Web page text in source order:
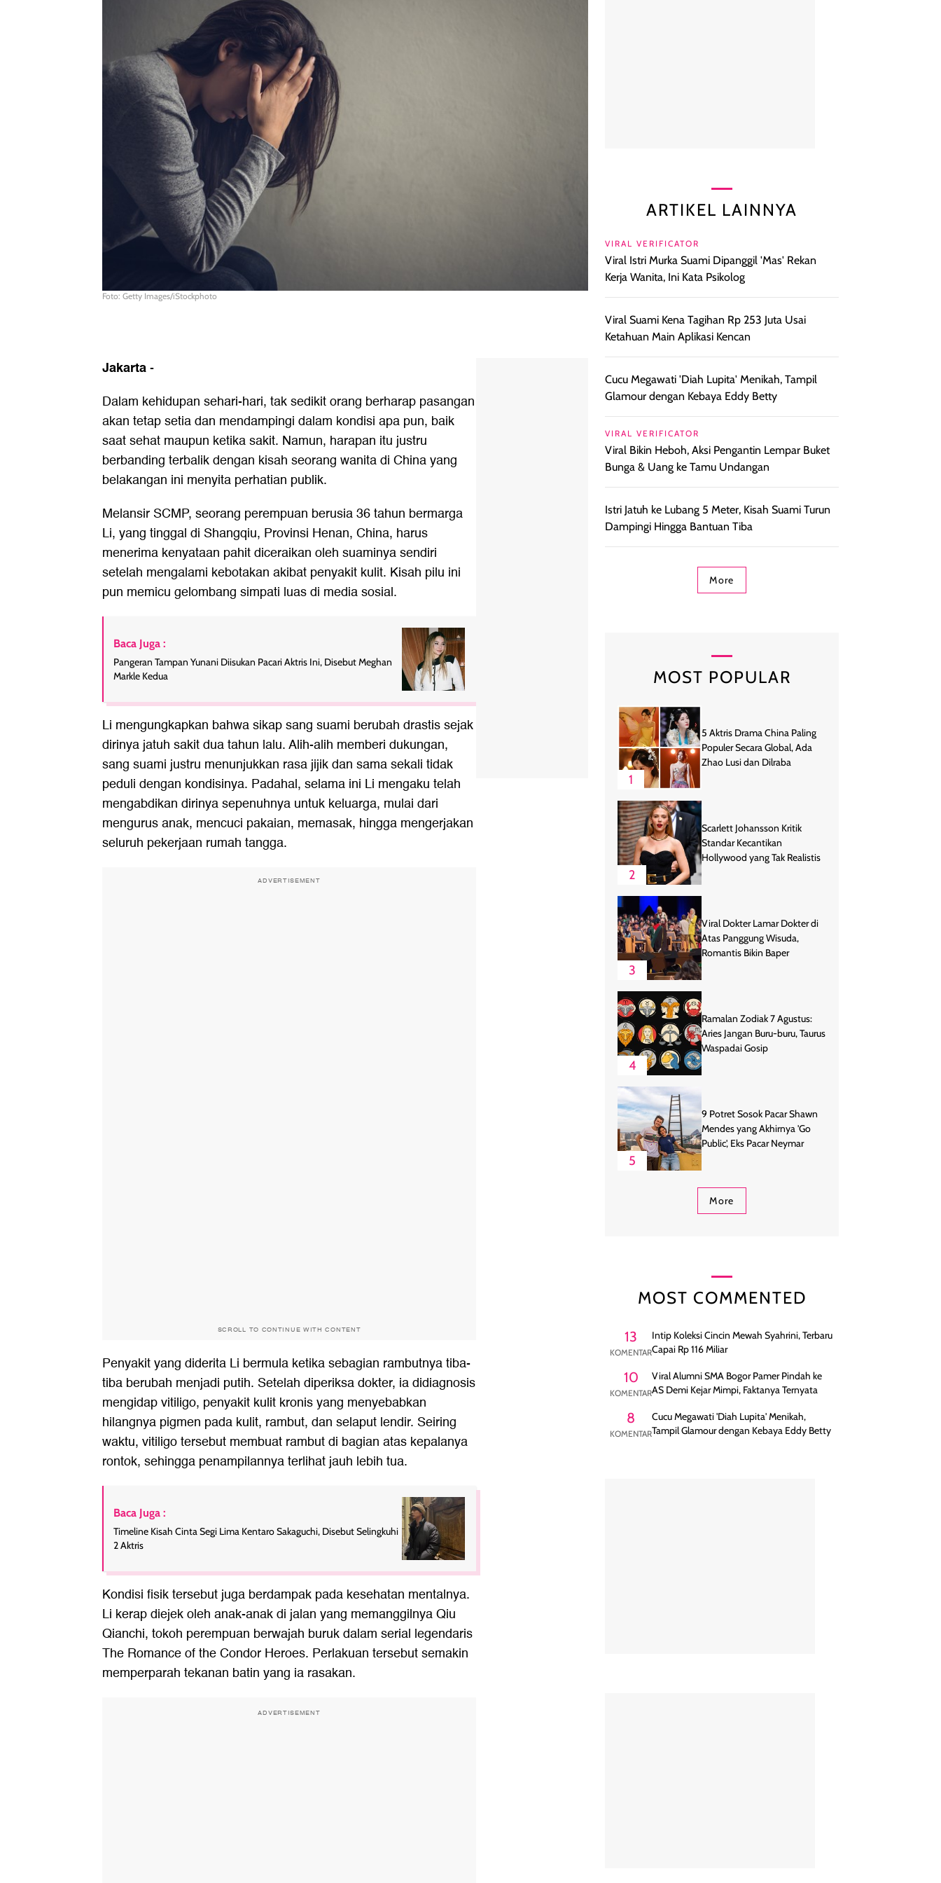
Foto: Getty Images/iStockphoto
Jakarta-
Dalam kehidupan sehari-hari, tak sedikit orang berharap pasangan
akan tetap setia dan mendampingi dalam kondisi apa pun, baik
saat sehat maupun ketika sakit. Namun, harapan itu justru
berbanding terbalik dengan kisah seorang wanita di China yang
belakangan ini menyita perhatian publik.
Melansir SCMP, seorang perempuan berusia 36 tahun bermarga
Li, yang tinggal di Shangqiu, Provinsi Henan, China, harus
menerima kenyataan pahit diceraikan oleh suaminya sendiri
setelah mengalami kebotakan akibat penyakit kulit. Kisah pilu ini
pun memicu gelombang simpati luas di media sosial.
Baca Juga :
Pangeran Tampan Yunani Diisukan Pacari Aktris Ini, Disebut Meghan
Markle Kedua
Li mengungkapkan bahwa sikap sang suami berubah drastis sejak
dirinya jatuh sakit dua tahun lalu. Alih-alih memberi dukungan,
sang suami justru menunjukkan rasa jijik dan sama sekali tidak
peduli dengan kondisinya. Padahal, selama ini Li mengaku telah
mengabdikan dirinya sepenuhnya untuk keluarga, mulai dari
mengurus anak, mencuci pakaian, memasak, hingga mengerjakan
seluruh pekerjaan rumah tangga.
ADVERTISEMENT
SCROLL TO CONTINUE WITH CONTENT
Penyakit yang diderita Li bermula ketika sebagian rambutnya tiba-
tiba berubah menjadi putih. Setelah diperiksa dokter, ia didiagnosis
mengidap vitiligo, penyakit kulit kronis yang menyebabkan
hilangnya pigmen pada kulit, rambut, dan selaput lendir. Seiring
waktu, vitiligo tersebut membuat rambut di bagian atas kepalanya
rontok, sehingga penampilannya terlihat jauh lebih tua.
Baca Juga :
Timeline Kisah Cinta Segi Lima Kentaro Sakaguchi, Disebut Selingkuhi
2 Aktris
Kondisi fisik tersebut juga berdampak pada kesehatan mentalnya.
Li kerap diejek oleh anak-anak di jalan yang memanggilnya Qiu
Qianchi, tokoh perempuan berwajah buruk dalam serial legendaris
The Romance of the Condor Heroes. Perlakuan tersebut semakin
memperparah tekanan batin yang ia rasakan.
ADVERTISEMENT
ARTIKEL LAINNYA
VIRAL VERIFICATOR
Viral Istri Murka Suami Dipanggil 'Mas' Rekan
Kerja Wanita, Ini Kata Psikolog
Viral Suami Kena Tagihan Rp 253 Juta Usai
Ketahuan Main Aplikasi Kencan
Cucu Megawati 'Diah Lupita' Menikah, Tampil
Glamour dengan Kebaya Eddy Betty
VIRAL VERIFICATOR
Viral Bikin Heboh, Aksi Pengantin Lempar Buket
Bunga & Uang ke Tamu Undangan
Istri Jatuh ke Lubang 5 Meter, Kisah Suami Turun
Dampingi Hingga Bantuan Tiba
More
MOST POPULAR
1
5 Aktris Drama China Paling
Populer Secara Global, Ada
Zhao Lusi dan Dilraba
2
Scarlett Johansson Kritik
Standar Kecantikan
Hollywood yang Tak Realistis
3
Viral Dokter Lamar Dokter di
Atas Panggung Wisuda,
Romantis Bikin Baper
4
Ramalan Zodiak 7 Agustus:
Aries Jangan Buru-buru, Taurus
Waspadai Gosip
5
9 Potret Sosok Pacar Shawn
Mendes yang Akhirnya 'Go
Public', Eks Pacar Neymar
More
MOST COMMENTED
13
KOMENTAR
Intip Koleksi Cincin Mewah Syahrini, Terbaru
Capai Rp 116 Miliar
10
KOMENTAR
Viral Alumni SMA Bogor Pamer Pindah ke
AS Demi Kejar Mimpi, Faktanya Ternyata
8
KOMENTAR
Cucu Megawati 'Diah Lupita' Menikah,
Tampil Glamour dengan Kebaya Eddy Betty